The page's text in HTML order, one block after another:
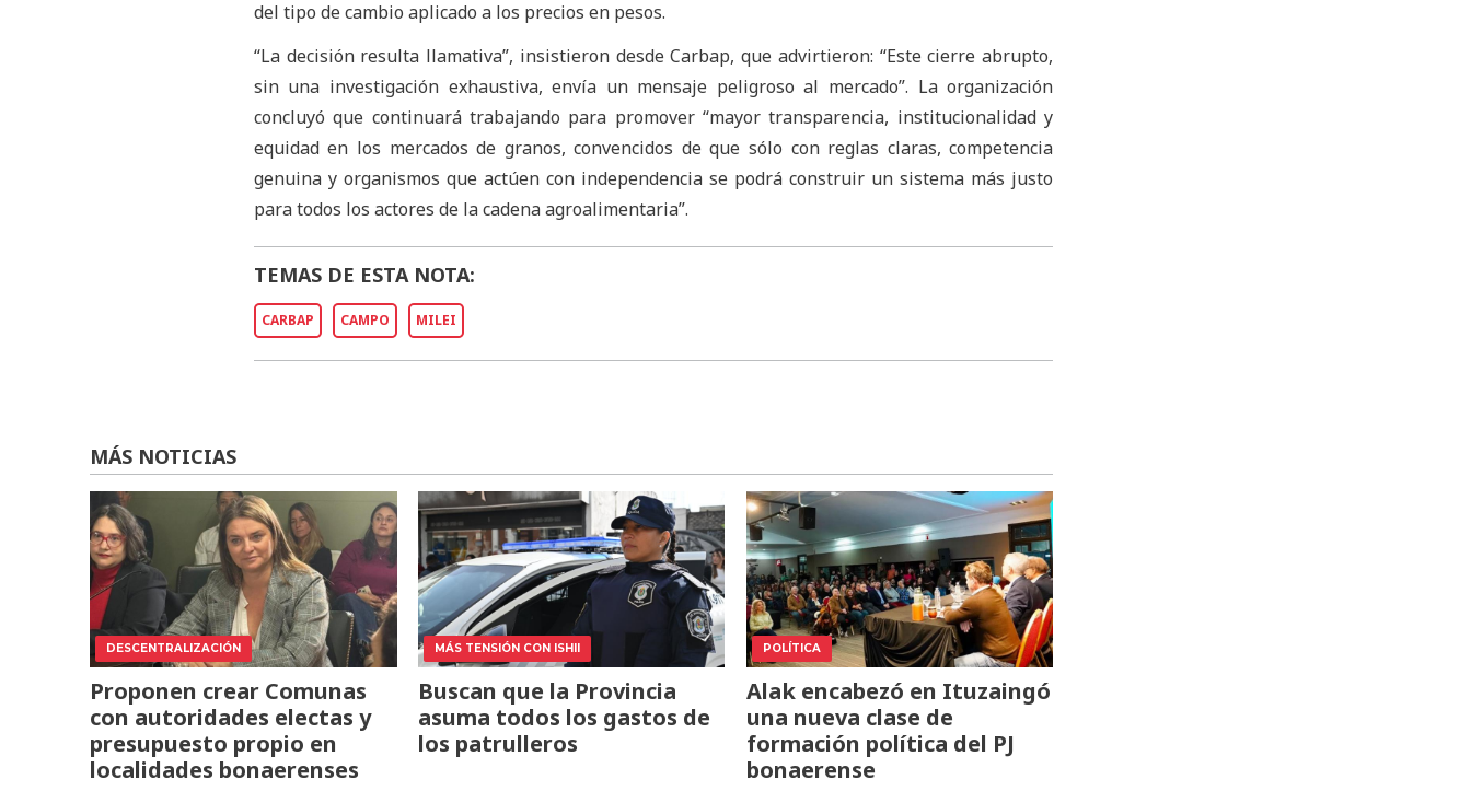
del tipo de cambio aplicado a los precios en pesos.
“La decisión resulta llamativa”, insistieron desde Carbap, que advirtieron: “Este cierre abrupto,
sin una investigación exhaustiva, envía un mensaje peligroso al mercado”. La organización
concluyó que continuará trabajando para promover “mayor transparencia, institucionalidad y
equidad en los mercados de granos, convencidos de que sólo con reglas claras, competencia
genuina y organismos que actúen con independencia se podrá construir un sistema más justo
para todos los actores de la cadena agroalimentaria”.
TEMAS DE ESTA NOTA:
CARBAP CAMPO MILEI
MÁS NOTICIAS
DESCENTRALIZACIÓN
Proponen crear Comunas
con autoridades electas y
presupuesto propio en
localidades bonaerenses
MÁS TENSIÓN CON ISHII
Buscan que la Provincia
asuma todos los gastos de
los patrulleros
POLÍTICA
Alak encabezó en Ituzaingó
una nueva clase de
formación política del PJ
bonaerense